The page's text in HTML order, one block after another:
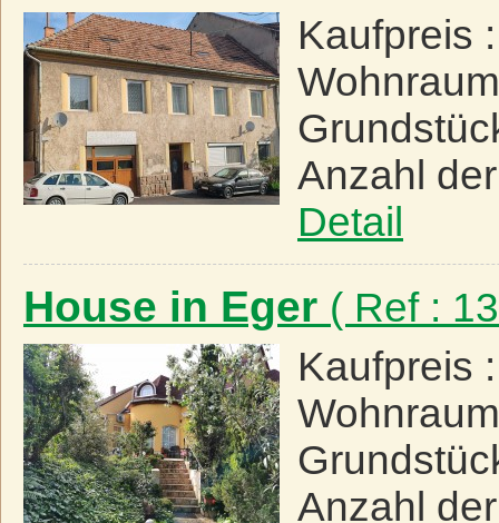
Kaufpreis
Anzahl
Detail
House in Eger ( Ref :
Kaufpreis
Anzahl